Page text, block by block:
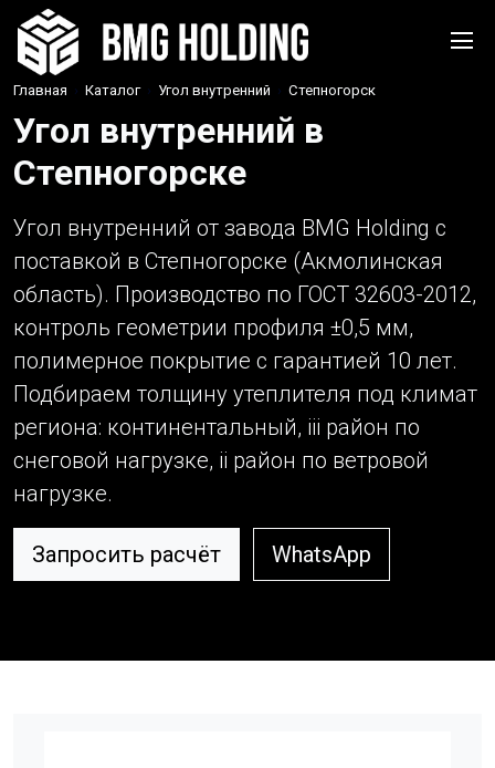
Главная › Каталог › Угол внутренний › Степногорск
Угол внутренний в
Степногорске
Угол внутренний от завода BMG Holding с
поставкой в Степногорске (Акмолинская
область). Производство по ГОСТ 32603-2012,
контроль геометрии профиля ±0,5 мм,
полимерное покрытие с гарантией 10 лет.
Подбираем толщину утеплителя под климат
региона: континентальный, iii район по
снеговой нагрузке, ii район по ветровой
нагрузке.
Запросить расчёт WhatsApp